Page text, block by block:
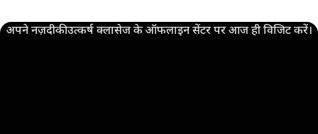
अपने नज़दीकी उत्कर्ष क्लासेज के ऑफलाइन सेंटर पर आज ही विजिट करें।